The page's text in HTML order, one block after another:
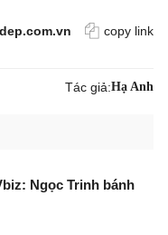
copy link
Tác giả:Hạ Anh
Ngọc Trinh bánh